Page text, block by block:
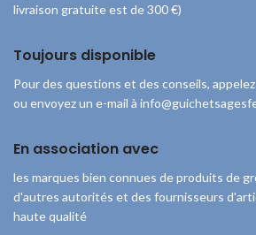
livraison gratuite est de 300 €)
Toujours disponible
Pour des questions et des conseils,
ou envoyez un e-mail à
En association avec
les marques bien connues de produits de
d'autres autorités et des fournisseurs
haute qualité